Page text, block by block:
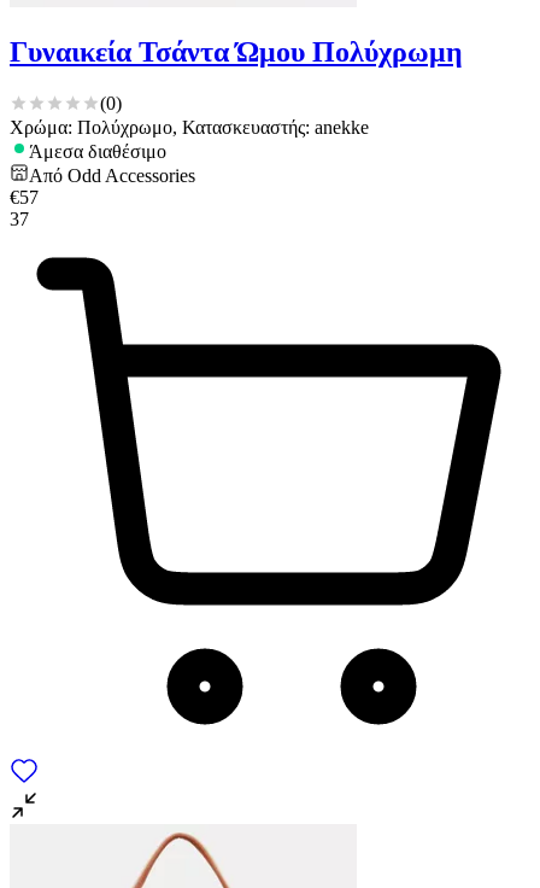
Γυναικεία Τσάντα Ώμου Πολύχρωμη
(0)
Χρώμα: Πολύχρωμο, Κατασκευαστής: anekke
Άμεσα διαθέσιμο
Από Odd Accessories
€57
37